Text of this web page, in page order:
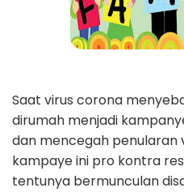
Saat virus corona
dirumah menjadi
dan mencegah penularan
kampaye ini pro kontra
tentunya bermunculan